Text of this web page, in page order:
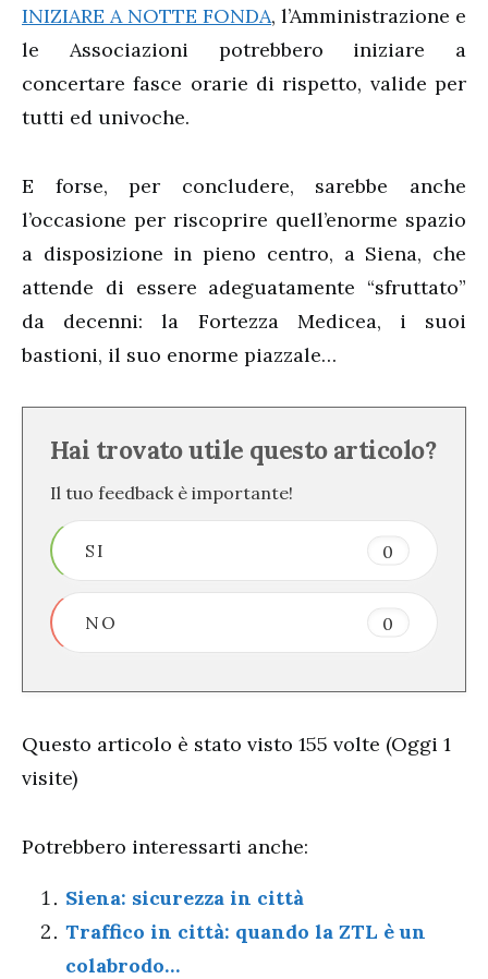
INIZIARE A NOTTE FONDA, l’Amministrazione e
le Associazioni potrebbero iniziare a
concertare fasce orarie di rispetto, valide per
tutti ed univoche.
E forse, per concludere, sarebbe anche
l’occasione per riscoprire quell’enorme spazio
a disposizione in pieno centro, a Siena, che
attende di essere adeguatamente “sfruttato”
da decenni: la Fortezza Medicea, i suoi
bastioni, il suo enorme piazzale…
Hai trovato utile questo articolo?
Il tuo feedback è importante!
SI 0
NO 0
Questo articolo è stato visto 155 volte (Oggi 1
visite)
Potrebbero interessarti anche:
Siena: sicurezza in città
Traffico in città: quando la ZTL è un
colabrodo…